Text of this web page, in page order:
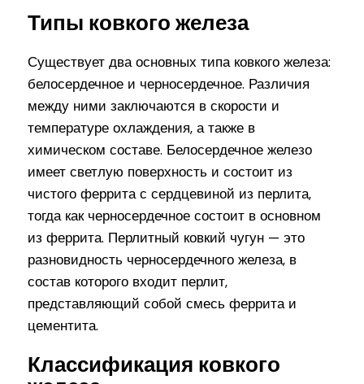
Типы ковкого железа
Существует два основных типа ковкого железа:
белосердечное и черносердечное. Различия
между ними заключаются в скорости и
температуре охлаждения, а также в
химическом составе. Белосердечное железо
имеет светлую поверхность и состоит из
чистого феррита с сердцевиной из перлита,
тогда как черносердечное состоит в основном
из феррита. Перлитный ковкий чугун — это
разновидность черносердечного железа, в
состав которого входит перлит,
представляющий собой смесь феррита и
цементита.
Классификация ковкого